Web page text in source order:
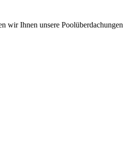
Ihnen unsere